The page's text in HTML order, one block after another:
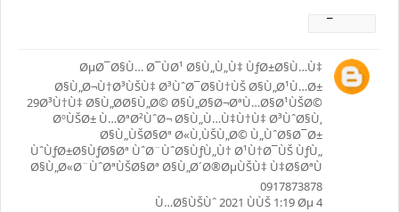
ØµØ¯Ø§Ù… Ø¯ÙØ¹ Ø§Ù„Ù„Ù‡ ÙƒØ±Ø§Ù…Ù‡
Ø§Ù„Ø¬Ù†Ø³ÙŠÙ‡ Ø³ÙˆØ¯Ø§Ù†ÙŠ Ø§Ù„Ø¹Ù…Ø±
29Ø³Ù†Ù‡ Ø§Ù„Ø­Ø§Ù„Ø© Ø§Ù„Ø§Ø¬ØªÙ…Ø§Ø¹ÙŠØ©
ØºÙŠØ± Ù…ØªØ²ÙˆØ¬ Ø§Ù„Ù…Ù‡Ù†Ù‡ Ø³ÙˆØ§Ù‚
Ø§Ù„ÙŠØ§Øª Ø«Ù‚ÙŠÙ„Ø© Ù„ÙˆØ§Ø¯Ø±
ÙˆÙƒØ±Ø§ÙƒØ§Øª ÙˆØ¨ÙˆØ§ÙƒÙ„Ù† Ø¹Ù†Ø¯ÙŠ ÙƒÙ„
Ø§Ù„Ø«Ø¨ÙˆØªÙŠØ§Øª Ø§Ù„Ø´Ø®ØµÙŠÙ‡ Ù‡Ø§ØªÙ
0917873878
4 Ù…Ø§ÙŠÙˆ 2021 ÙÙŠ 1:19 Øµ